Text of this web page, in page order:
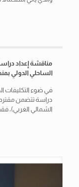
الساحلي الدولي
في ضوء التكليفات
دراسة تتضمن
الشمالي الغربي)،